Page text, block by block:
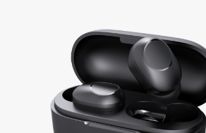
گوشی شیائومی
گوشی ناتینگ فون
گوشی داریا